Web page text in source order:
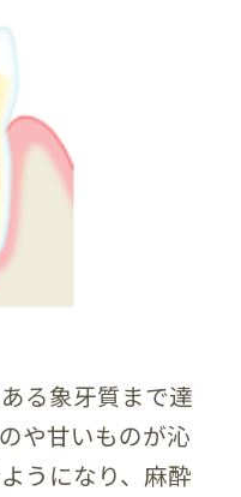
る象牙質まで達
や甘いものが沁
うになり、麻酔